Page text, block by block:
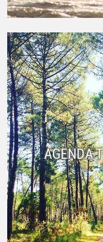
AGENDA